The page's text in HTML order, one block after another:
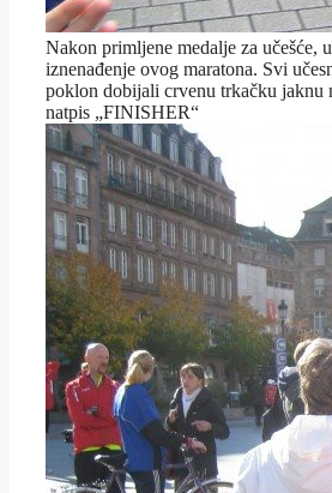
Nakon primljene medalje za učešće,
iznenađenje ovog maratona. Svi
poklon dobijali crvenu trkačku jaknu
natpis „FINISHER“